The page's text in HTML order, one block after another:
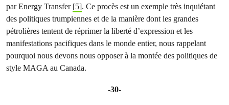
par Energy Transfer [5]. Ce procès est un exemple très inquiétant
des politiques trumpiennes et de la manière dont les grandes
pétrolières tentent de réprimer la liberté d’expression et les
manifestations pacifiques dans le monde entier, nous rappelant
pourquoi nous devons nous opposer à la montée des politiques de
style MAGA au Canada.
-30-